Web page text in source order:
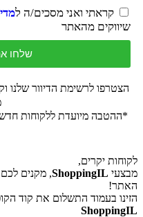
קראתי ואני מסכים/ה ל
שיווקים מהאתר
שלחו
הצטרפו לרשימת הדיוור שלנו
*ההטבה מיועדת ללקוחות
לקוחות יקרים,
מבצעי ShoppingIL
האתר!
הזינו בעמוד התשלום את קוד
ShoppingIL